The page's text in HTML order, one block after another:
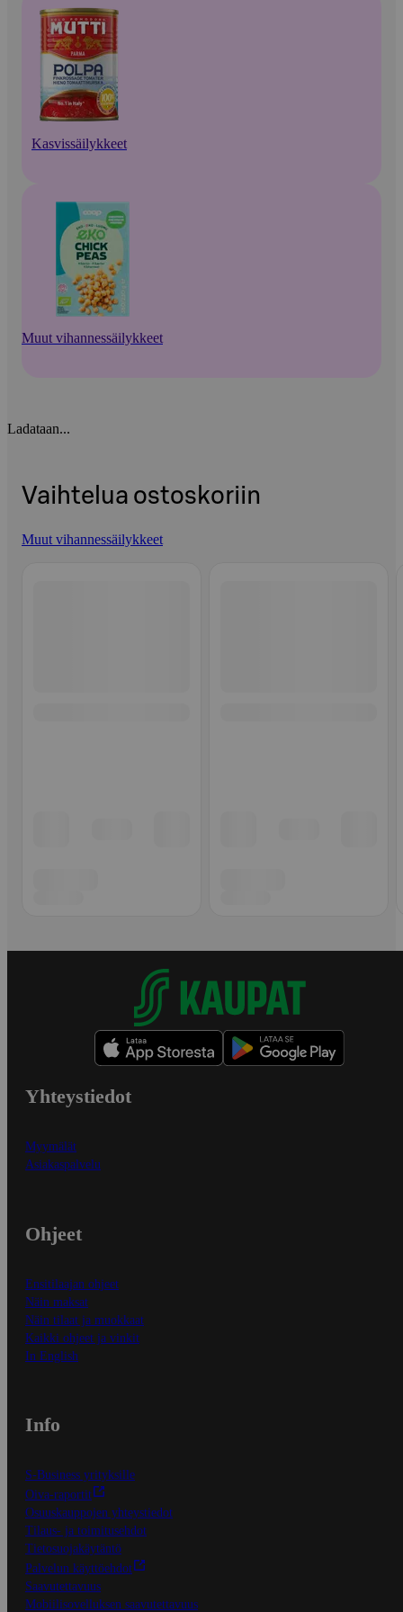
Kasvissäilykkeet
Muut vihannessäilykkeet
Ladataan...
Vaihtelua ostoskoriin
Muut vihannessäilykkeet
Yhteystiedot
Myymälät
Asiakaspalvelu
Ohjeet
Ensitilaajan ohjeet
Näin maksat
Näin tilaat ja muokkaat
Kaikki ohjeet ja vinkit
In English
Info
S-Business yrityksille
Oiva-raportit
Osuuskauppojen yhteystiedot
Tilaus- ja toimitusehdot
Tietosuojakäytäntö
Palvelun käyttöehdot
Saavutettavuus
Mobiilisovelluksen saavutettavuus